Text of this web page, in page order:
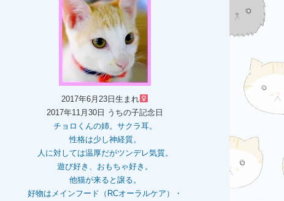
2017年6月23日生まれ
2017年11月30日 うちの子記念日
チョロくんの姉。 サクラ耳。
性格は少し神経質。
人に対しては温厚だがツンデレ気質。
遊び好き、おもちゃ好き。
他猫が来ると譲る。
好物はメインフード（RCオーラルケア）・